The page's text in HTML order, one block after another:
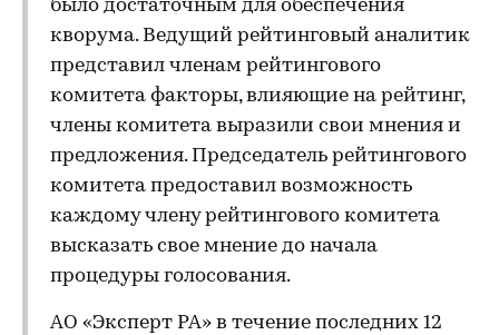
было достаточным для обеспечения
кворума. Ведущий рейтинговый аналитик
представил членам рейтингового
комитета факторы, влияющие на рейтинг,
члены комитета выразили свои мнения и
предложения. Председатель рейтингового
комитета предоставил возможность
каждому члену рейтингового комитета
высказать свое мнение до начала
процедуры голосования.
АО «Эксперт РА» в течение последних 12